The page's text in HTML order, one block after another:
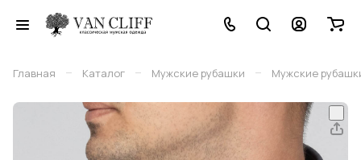
Главная – Каталог – Мужские рубашки – Мужские